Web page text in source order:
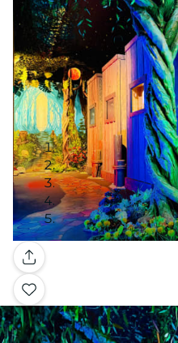
Galleria